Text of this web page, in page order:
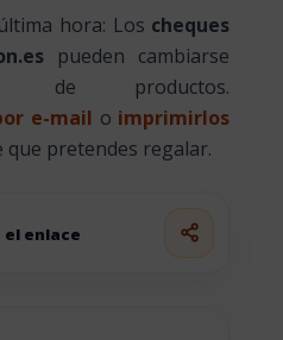
hora: Los cheques
pueden cambiarse
de productos.
e-mail o imprimirlos
pretendes regalar.
el enlace